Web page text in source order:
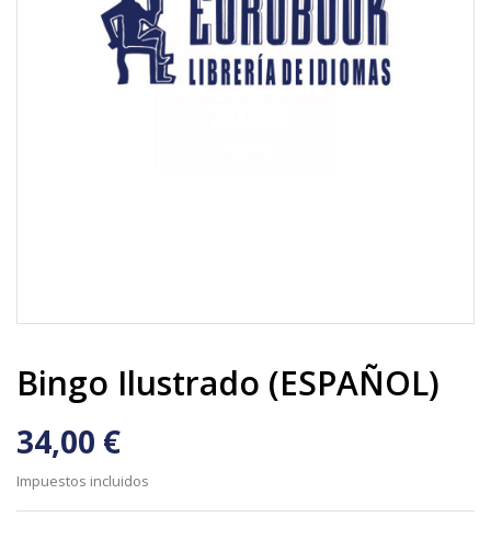
Bingo Ilustrado (ESPAÑOL)
34,00 €
Impuestos incluidos